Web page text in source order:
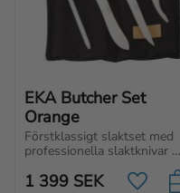
EKA Butcher Set
Orange
Förstklassigt slaktset med
professionella slaktknivar
för inom- och utomhusbruk,
både för jägaren och dig
1 399 SEK